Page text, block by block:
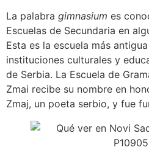
La palabra gimnasium es
Escuelas de Secundaria en
Esta es la escuela más
instituciones culturales y
de Serbia. La Escuela de
Zmai recibe su nombre en
Zmaj, un poeta serbio, y fue